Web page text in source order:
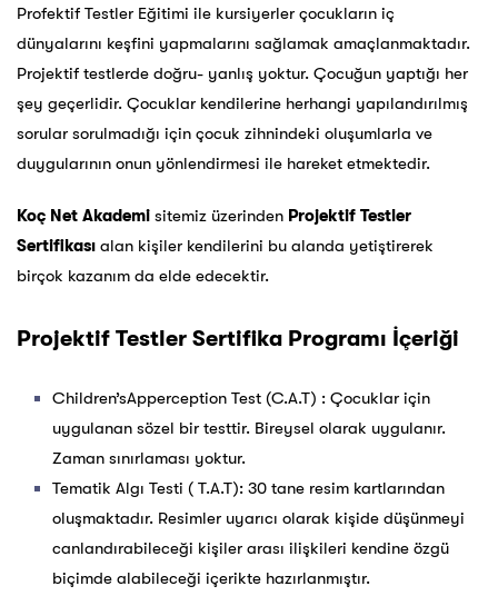
Profektif Testler Eğitimi ile kursiyerler çocukların iç
dünyalarını keşfini yapmalarını sağlamak amaçlanmaktadır.
Projektif testlerde doğru- yanlış yoktur. Çocuğun yaptığı her
şey geçerlidir. Çocuklar kendilerine herhangi yapılandırılmış
sorular sorulmadığı için çocuk zihnindeki oluşumlarla ve
duygularının onun yönlendirmesi ile hareket etmektedir.
Koç Net Akademi sitemiz üzerinden Projektif Testler
Sertifikası alan kişiler kendilerini bu alanda yetiştirerek
birçok kazanım da elde edecektir.
Projektif Testler Sertifika Programı İçeriği
Children’sApperception Test (C.A.T) : Çocuklar için
uygulanan sözel bir testtir. Bireysel olarak uygulanır.
Zaman sınırlaması yoktur.
Tematik Algı Testi ( T.A.T): 30 tane resim kartlarından
oluşmaktadır. Resimler uyarıcı olarak kişide düşünmeyi
canlandırabileceği kişiler arası ilişkileri kendine özgü
biçimde alabileceği içerikte hazırlanmıştır.